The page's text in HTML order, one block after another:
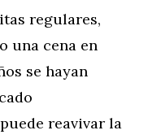
regulares,
una cena en
se hayan
reavivar la